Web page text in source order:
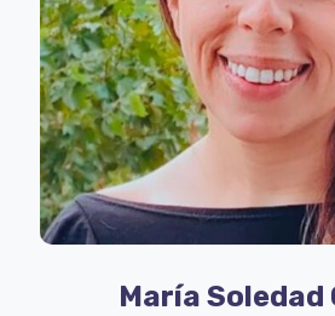
María Soledad